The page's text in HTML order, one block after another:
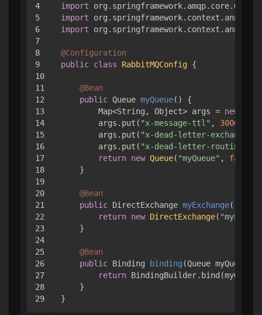
4
5
6
7
8
9
10
11
12
13
14
15
16
17
18
19
20
21
22
23
24
25
26
27
28
import
import
import
@Configuration
public class RabbitMQConfig {
@Bean
public Queue myQueue()
{
        Map<String, Object> args =
new
        args.put(
"x-message-ttl" , 3000
        args.put(
"x-dead-letter-exchange"
        args.put(
"x-dead-letter-routing-
return new Queue( "myQueue" , false
    }
@Bean
public DirectExchange myExchange()
return new DirectExchange(
    }
@Bean
public Binding binding (Queue myQueue,
return
    }